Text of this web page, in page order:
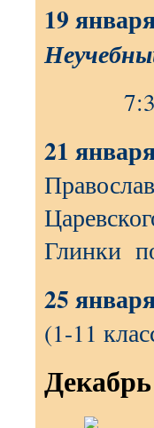
19
21
Глинки
25
(1-11